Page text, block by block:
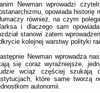
Newman wprowadzi
opowiada historię
również, na czym
i dlaczego sam
stanowi zatem
kolejnej warstwy polityki
Newman wprowadza
się coraz wyraźniejsze,
wciąż częściej szukają
które same tworzą
autonomii.